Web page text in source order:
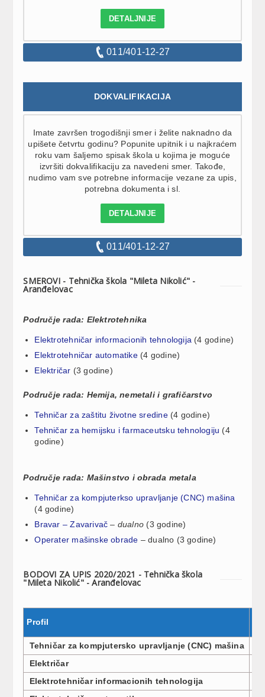
DETALJNIJE
011/401-12-27
DOKVALIFIKACIJA
Imate završen trogodišnji smer i želite naknadno da
upišete četvrtu godinu? Popunite upitnik i u najkraćem
roku vam šaljemo spisak škola u kojima je moguće
izvršiti dokvalifikaciju za navedeni smer. Takođe,
nudimo vam sve potrebne informacije vezane za upis,
potrebna dokumenta i sl.
DETALJNIJE
011/401-12-27
SMEROVI - Tehnička škola "Mileta Nikolić" -
Aranđelovac
Područje rada: Elektrotehnika
Elektrotehničar informacionih tehnologija (4 godine)
Elektrotehničar automatike(4 godine)
Električar (3 godine)
Područje rada: Hemija, nemetali i grafičarstvo
Tehničar za zaštitu životne sredine(4 godine)
Tehničar za hemijsku i farmaceutsku tehnologiju (4
godine)
Područje rada: Mašinstvo i obrada metala
Tehničar za kompjuterkso upravljanje (CNC) mašina
(4 godine)
Bravar – Zavarivač – dualno (3 godine)
Operater mašinske obrade – dualno (3 godine)
BODOVI ZA UPIS 2020/2021 - Tehnička škola
"Mileta Nikolić" - Aranđelovac
Profil
Tehničar za kompjutersko upravljanje (CNC) mašina
Električar
Elektrotehničar informacionih tehnologija